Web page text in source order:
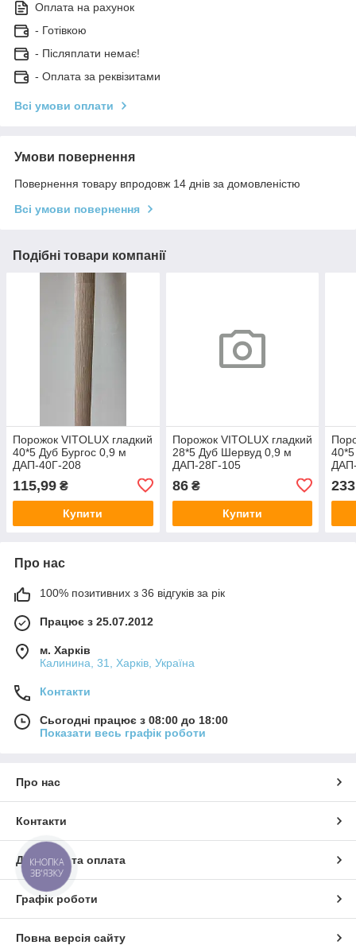
Оплата на рахунок
- Готівкою
- Післяплати немає!
- Оплата за реквізитами
Всі умови оплати
Умови повернення
Повернення товару впродовж 14 днів за домовленістю
Всі умови повернення
Подібні товари компанії
Порожок VITOLUX гладкий
40*5 Дуб Бургос 0,9 м
ДАП-40Г-208
115,99 ₴
Купити
Порожок VITOLUX гладкий
28*5 Дуб Шервуд 0,9 м
ДАП-28Г-105
86₴
Купити
233
Про нас
100% позитивних з 36 відгуків за рік
Працює з 25.07.2012
м. Харків
Калинина, 31, Харків, Україна
Контакти
Сьогодні працює з 08:00 до 18:00
Показати весь графік роботи
Про нас
Контакти
Доставка та оплата
Графік роботи
Повна версія сайту
КНОПКА
ЗВ'ЯЗКУ